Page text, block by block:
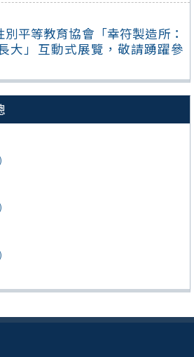
平等教育協會「幸符製造所：
大」互動式展覽，敬請踴躍參